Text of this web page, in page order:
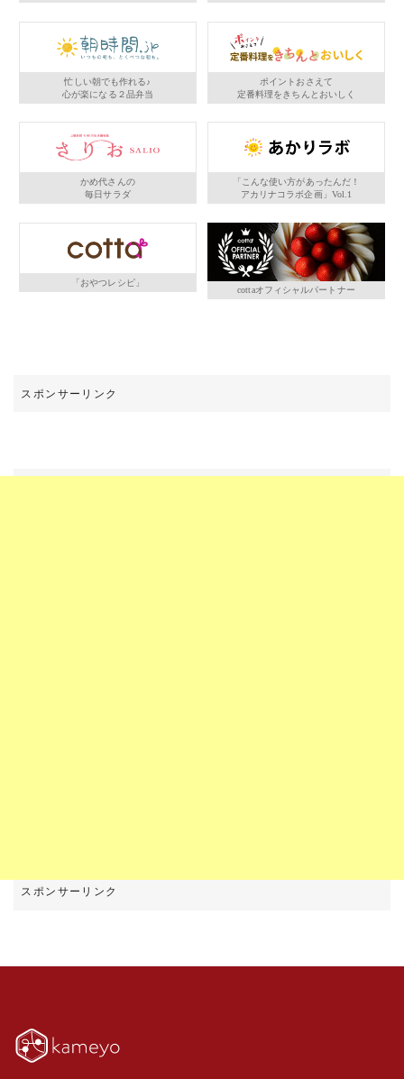
忙しい朝でも作れる♪
心が楽になる２品弁当
ポイントおさえて
定番料理をきちんとおいしく
かめ代さんの
毎日サラダ
「こんな使い方があったんだ！
アカリナコラボ企画」Vol.1
「おやつレシピ」
cottaオフィシャルパートナー